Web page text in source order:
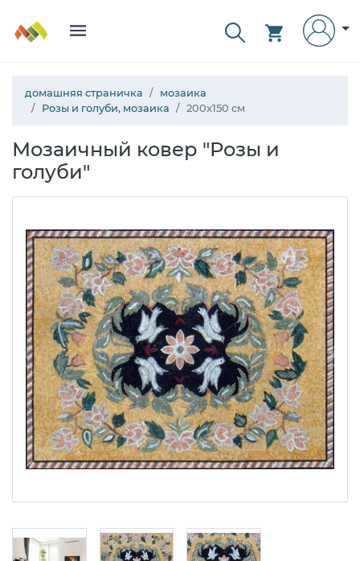
домашняя страничка
мозаика
Розы и голуби, мозаика
200x150 см
Мозаичный ковер "Розы и
голуби"